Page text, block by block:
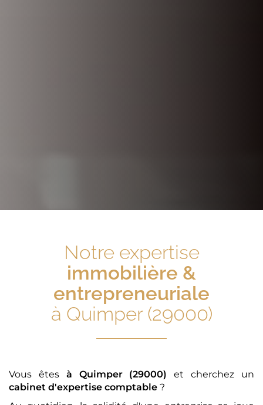
Notre expertise
immobilière &
entrepreneuriale
à Quimper (29000)
Vous êtes à Quimper (29000) et cherchez un
cabinet d'expertise comptable ?